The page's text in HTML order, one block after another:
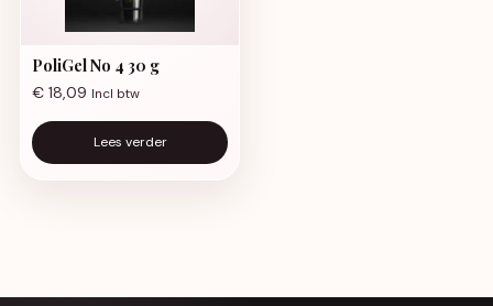
PoliGel No 4 30 g
€ 18,09 Incl btw
Lees verder